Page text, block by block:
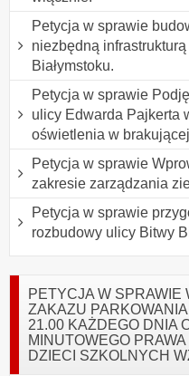
Petycja w sprawie
niezbędną
Białymstoku.
Petycja w sprawie
ulicy Edwarda Pajkerta
oświetlenia w
Petycja w sprawie
zakresie zarządzania
Petycja w sprawie
rozbudowy ulicy Bitwy
PETYCJA W SPRAWIE
ZAKAZU
21.00 KAŻDEGO DNIA
MINUTOWEGO
DZIECI SZKOLNYCH